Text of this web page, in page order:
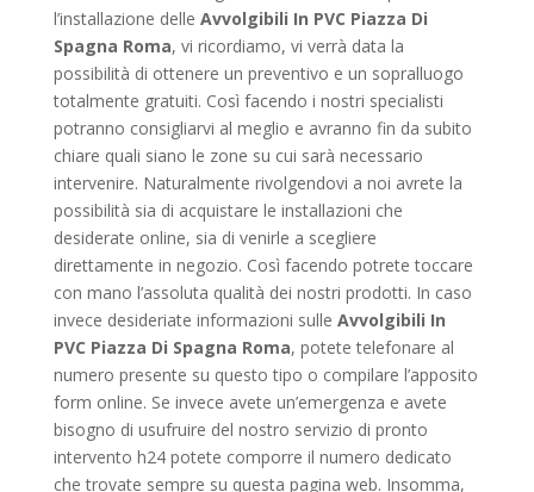
l’installazione delle Avvolgibili In PVC Piazza Di
Spagna Roma, vi ricordiamo, vi verrà data la
possibilità di ottenere un preventivo e un sopralluogo
totalmente gratuiti. Così facendo i nostri specialisti
potranno consigliarvi al meglio e avranno fin da subito
chiare quali siano le zone su cui sarà necessario
intervenire. Naturalmente rivolgendovi a noi avrete la
possibilità sia di acquistare le installazioni che
desiderate online, sia di venirle a scegliere
direttamente in negozio. Così facendo potrete toccare
con mano l’assoluta qualità dei nostri prodotti. In caso
invece desideriate informazioni sulle Avvolgibili In
PVC Piazza Di Spagna Roma, potete telefonare al
numero presente su questo tipo o compilare l’apposito
form online. Se invece avete un’emergenza e avete
bisogno di usufruire del nostro servizio di pronto
intervento h24 potete comporre il numero dedicato
che trovate sempre su questa pagina web. Insomma,